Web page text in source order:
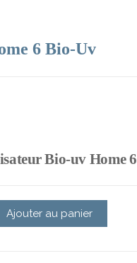
6 Bio-Uv
Bio-uv Home 6
Home 6 Bio-Uv
Ajouter au panier